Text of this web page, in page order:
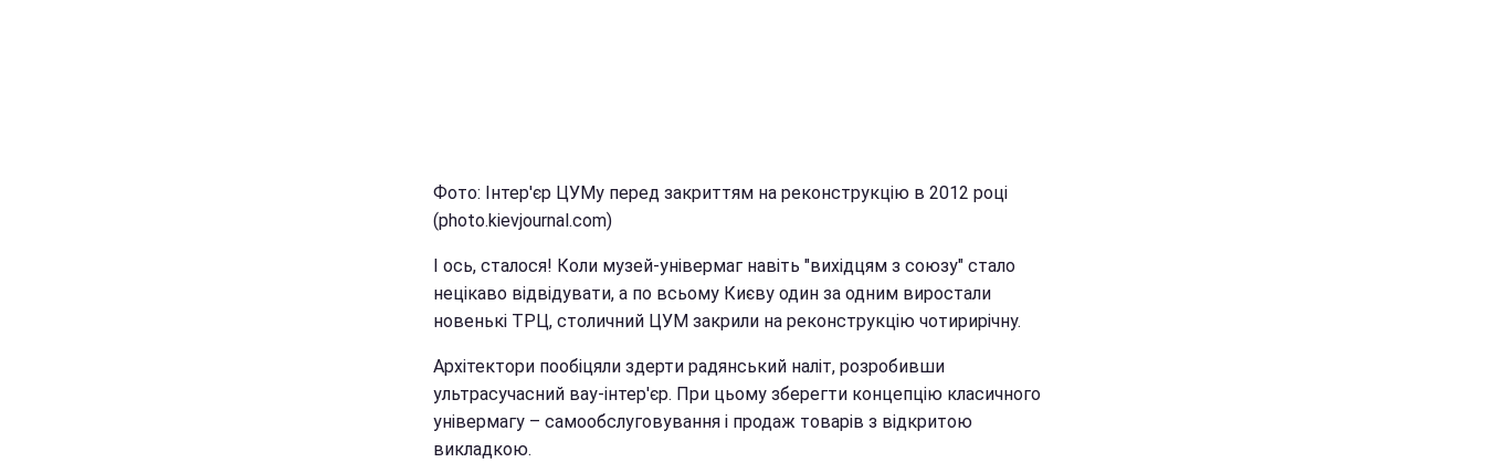
Фото: Інтер'єр ЦУМу перед закриттям на реконструкцію в 2012 році
(photo.kievjournal.com)
І ось, сталося! Коли музей-універмаг навіть "вихідцям з союзу" стало
нецікаво відвідувати, а по всьому Києву один за одним виростали
новенькі ТРЦ, столичний ЦУМ закрили на реконструкцію чотирирічну.
Архітектори пообіцяли здерти радянський наліт, розробивши
ультрасучасний вау-інтер'єр. При цьому зберегти концепцію класичного
універмагу – самообслуговування і продаж товарів з відкритою
викладкою.